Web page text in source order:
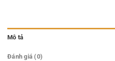
Mô tả
Đánh giá (0)